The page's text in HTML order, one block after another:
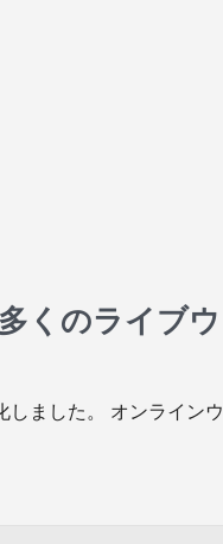
くのライブ
ました。 オンライン